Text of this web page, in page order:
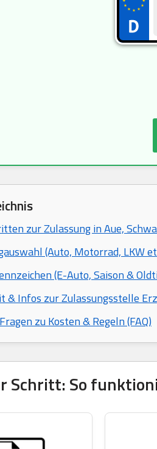
zur Zulassung in Aue,
(Auto, Motorrad, LKW
(E-Auto, Saison &
& Infos zur Zulassungsstelle
zu Kosten & Regeln (FAQ)
Schritt: So